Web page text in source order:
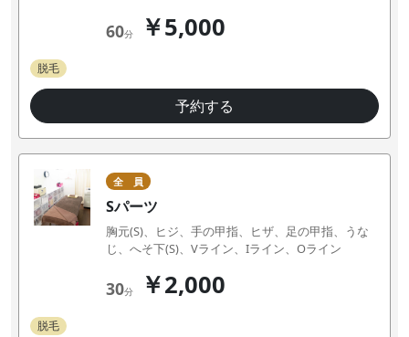
60分 ￥5,000
脱毛
予約する
全 員
Sパーツ
胸元(S)、ヒジ、手の甲指、ヒザ、足の甲指、うな
じ、へそ下(S)、Vライン、Iライン、Oライン
30分 ￥2,000
脱毛